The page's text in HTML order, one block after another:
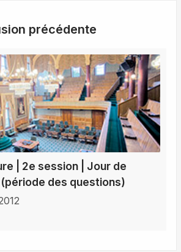
précédente
| 2e session | Jour de
des questions)